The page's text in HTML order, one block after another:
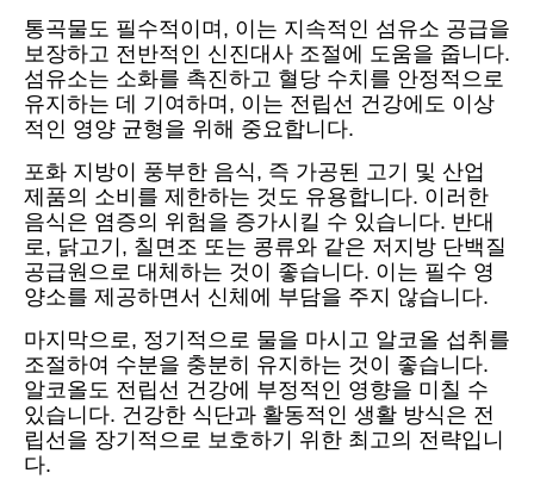
통곡물도 필수적이며, 이는 지속적인 섬유소 공급을
보장하고 전반적인 신진대사 조절에 도움을 줍니다.
섬유소는 소화를 촉진하고 혈당 수치를 안정적으로
유지하는 데 기여하며, 이는 전립선 건강에도 이상
적인 영양 균형을 위해 중요합니다.
포화 지방이 풍부한 음식, 즉 가공된 고기 및 산업
제품의 소비를 제한하는 것도 유용합니다. 이러한
음식은 염증의 위험을 증가시킬 수 있습니다. 반대
로, 닭고기, 칠면조 또는 콩류와 같은 저지방 단백질
공급원으로 대체하는 것이 좋습니다. 이는 필수 영
양소를 제공하면서 신체에 부담을 주지 않습니다.
마지막으로, 정기적으로 물을 마시고 알코올 섭취를
조절하여 수분을 충분히 유지하는 것이 좋습니다.
알코올도 전립선 건강에 부정적인 영향을 미칠 수
있습니다. 건강한 식단과 활동적인 생활 방식은 전
립선을 장기적으로 보호하기 위한 최고의 전략입니
다.